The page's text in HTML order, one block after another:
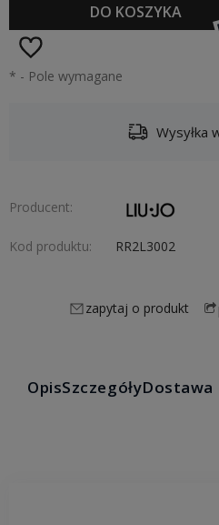
DO KOSZYKA
* - Pole wymagane
Wysyłka
Producent:
Kod produktu: RR2L3002
zapytaj o produkt
OpisSzczegółyDostawa